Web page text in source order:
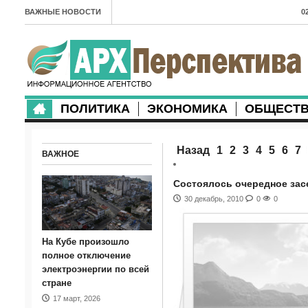
ВАЖНЫЕ НОВОСТИ
ПОЛИТИКА ЭКОНОМИКА
Назад 1 2 3 4 5 6 7
Состоялось очередное
30 декабрь, 2010 0 0
ВАЖНОЕ
На Кубе произошло
полное отключение
электроэнергии по всей
стране
17 март, 2026